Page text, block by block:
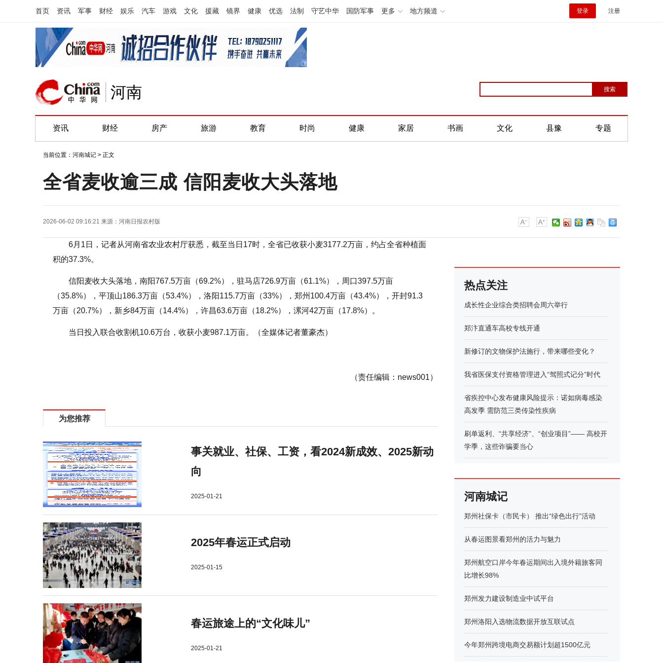
首页 资讯 军事 财经 娱乐 汽车 游戏 文化 援藏 镜界 健康 优选 法制 守艺中华 国防军事 更多 地方频道 登录 注册
河南
资讯 财经 房产 旅游 教育 时尚 健康 家居 书画 文化 县豫 专题
当前位置： 河南城记 > 正文
全省麦收逾三成 信阳麦收大头落地
2026-06-02 09:16:21 来源： 河南日报农村版
6月1日，记者从河南省农业农村厅获悉，截至当日17时，全省已收获小麦3177.2万亩，约占全省种植面
积的37.3%。
信阳麦收大头落地，南阳767.5万亩（69.2%），驻马店726.9万亩（61.1%），周口397.5万亩
（35.8%），平顶山186.3万亩（53.4%），洛阳115.7万亩（33%），郑州100.4万亩（43.4%），开封91.3
万亩（20.7%），新乡84万亩（14.4%），许昌63.6万亩（18.2%），漯河42万亩（17.8%）。
当日投入联合收割机10.6万台，收获小麦987.1万亩。（全媒体记者董豪杰）
（责任编辑：news001）
为您推荐
事关就业、社保、工资，看2024新成效、2025新动
向
2025-01-21
2025年春运正式启动
2025-01-15
春运旅途上的“文化味儿”
2025-01-21
热点关注
成长性企业综合类招聘会周六举行
郑汴直通车高校专线开通
新修订的文物保护法施行，带来哪些变化？
我省医保支付资格管理进入“驾照式记分”时代
省疾控中心发布健康风险提示：诺如病毒感染
高发季 需防范三类传染性疾病
刷单返利、“共享经济”、“创业项目”—— 高校开
学季，这些诈骗要当心
河南城记
郑州社保卡（市民卡） 推出“绿色出行”活动
从春运图景看郑州的活力与魅力
郑州航空口岸今年春运期间出入境外籍旅客同
比增长98%
郑州发力建设制造业中试平台
郑州洛阳入选物流数据开放互联试点
今年郑州跨境电商交易额计划超1500亿元